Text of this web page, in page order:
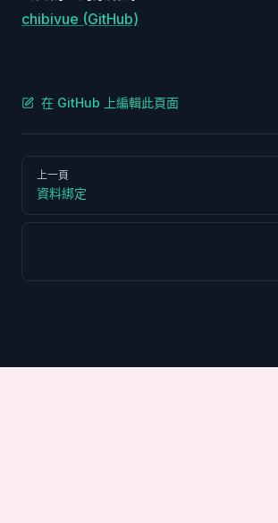
chibivue (GitHub)
在 GitHub 上編輯此頁面
Pager
上一頁
資料綁定